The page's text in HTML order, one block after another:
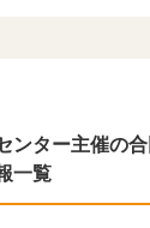
ンター主催の
一覧